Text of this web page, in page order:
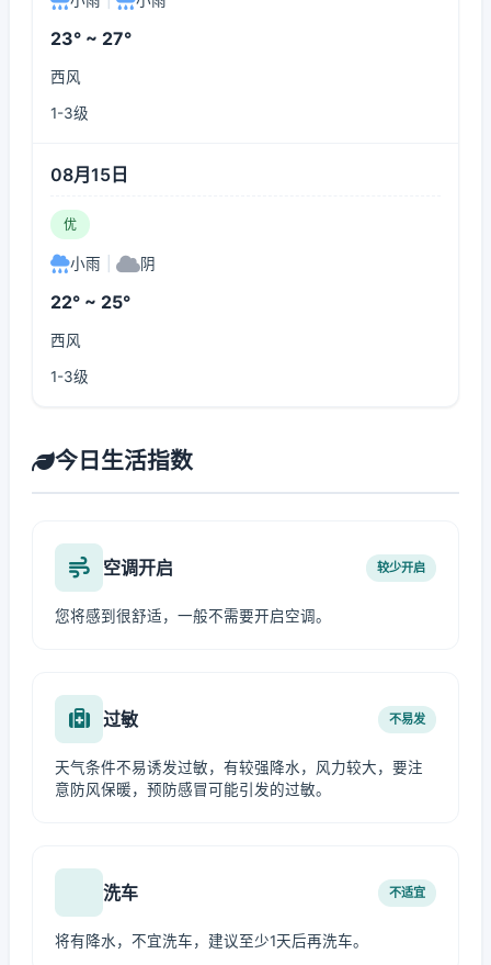
23° ~ 27°
西风
1-3级
08月15日
优
小雨 阴
22° ~ 25°
西风
1-3级
今日生活指数
空调开启 较少开启
您将感到很舒适，一般不需要开启空调。
过敏 不易发
天气条件不易诱发过敏，有较强降水，风力较大，要注
意防风保暖，预防感冒可能引发的过敏。
洗车 不适宜
将有降水，不宜洗车，建议至少1天后再洗车。